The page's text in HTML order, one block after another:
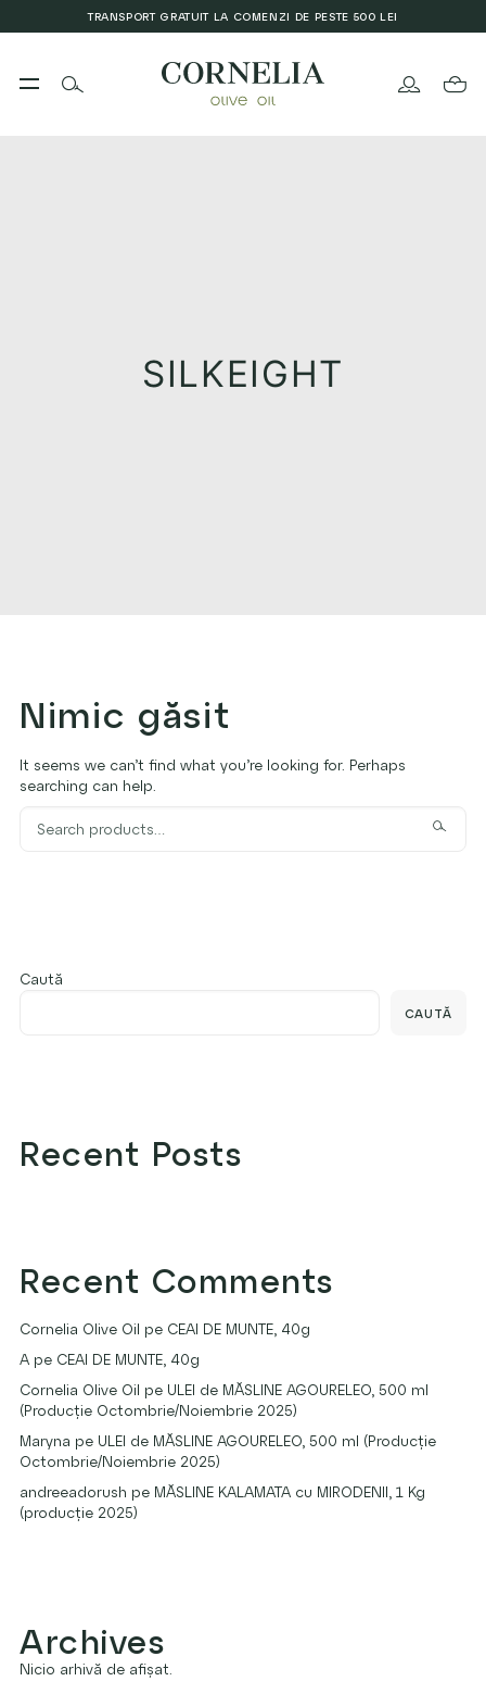
TRANSPORT GRATUIT LA COMENZI DE PESTE 500 LEI
SILKEIGHT
Nimic găsit
It seems we can’t find what you’re looking for. Perhaps
searching can help.
Caută
CAUTĂ
Recent Posts
Recent Comments
Cornelia Olive Oil pe CEAI DE MUNTE, 40g
A pe CEAI DE MUNTE, 40g
Cornelia Olive Oil pe ULEI de MĂSLINE AGOURELEO, 500 ml
(Producție Octombrie/Noiembrie 2025)
Maryna pe ULEI de MĂSLINE AGOURELEO, 500 ml (Producție
Octombrie/Noiembrie 2025)
andreeadorush pe MĂSLINE KALAMATA cu MIRODENII, 1 Kg
(producție 2025)
Archives
Nicio arhivă de afișat.